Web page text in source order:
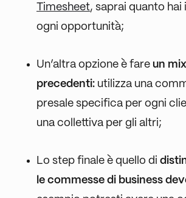
Timesheet, saprai quanto hai
ogni opportunità;
Un’altra opzione è fare un
precedenti: utilizza una
presale specifica per ogni
una collettiva per gli altri;
Lo step finale è quello di
le commesse di business